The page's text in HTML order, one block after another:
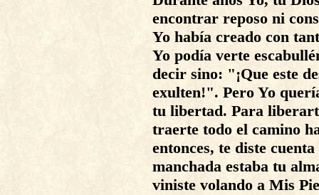
encontrar reposo ni
Yo había creado con
Yo podía verte
decir sino: "¡Que este
exulten!". Pero Yo
tu libertad. Para
traerte todo el camino
entonces, te diste
manchada estaba tu
viniste volando a Mis